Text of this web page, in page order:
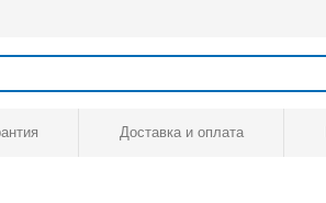
Доставка и оплата